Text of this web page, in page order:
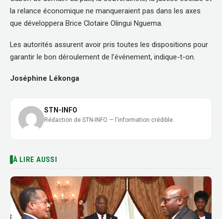
la relance économique ne manqueraient pas dans les axes
que développera Brice Clotaire Olingui Nguema.
Les autorités assurent avoir pris toutes les dispositions pour
garantir le bon déroulement de l’événement, indique-t-on.
Joséphine Lékonga
STN-INFO
Rédaction de STN-INFO — l'information crédible.
À LIRE AUSSI